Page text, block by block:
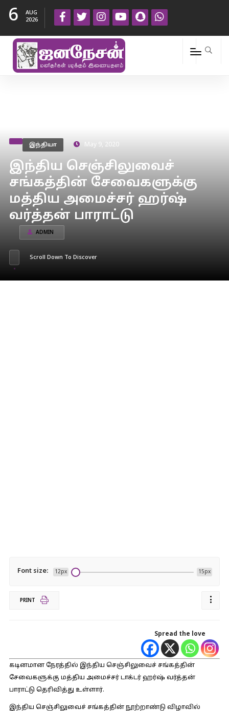
6
AUG
2026
இந்தியா May 9, 2020
இந்திய செஞ்சிலுவைச்
சங்கத்தின் சேவைகளுக்கு
மத்திய அமைச்சர் ஹர்ஷ்
வர்த்தன் பாராட்டு
ADMIN
Scroll Down To Discover
Font size: 12px 15px
PRINT
Spread the love
கடினமான நேரத்தில் இந்திய செஞ்சிலுவைச் சங்கத்தின்
சேவைகளுக்கு மத்திய அமைச்சர் டாக்டர் ஹர்ஷ் வர்த்தன்
பாராட்டு தெரிவித்து உள்ளார்.
இந்திய செஞ்சிலுவைச் சங்கத்தின் நூற்றாண்டு விழாவில்